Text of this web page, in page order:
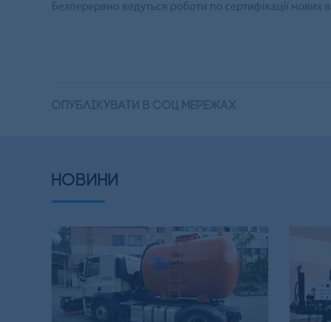
Безперервно ведуться роботи по сертифікації нових
опублікувати в соц мережах
НОВИНИ